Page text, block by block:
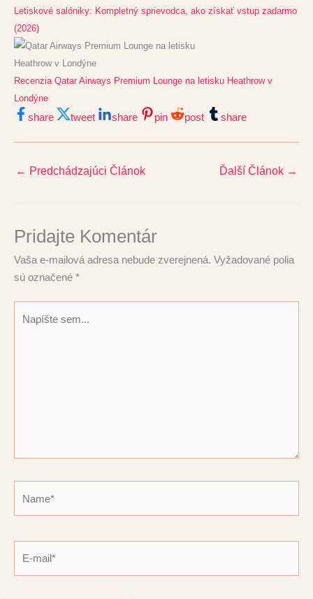
Letiskové salóniky: Kompletný sprievodca, ako získať vstup zadarmo
(2026)
Recenzia Qatar Airways Premium Lounge na letisku Heathrow v
Londýne
share tweet share pin post share
← Predchádzajúci Článok Ďalší Článok →
Pridajte Komentár
Vaša e-mailová adresa nebude zverejnená. Vyžadované polia
sú označené *
sem...